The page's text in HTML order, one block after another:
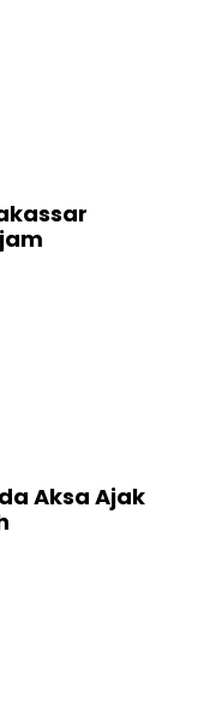
Aksa Ajak